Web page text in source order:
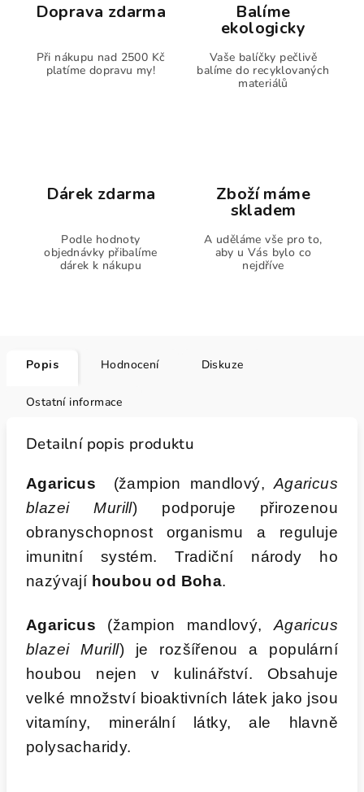
Doprava zdarma
Při nákupu nad 2500 Kč
platíme dopravu my!
Balíme
ekologicky
Vaše balíčky pečlivě
balíme do recyklovaných
materiálů
Dárek zdarma
Podle hodnoty
objednávky přibalíme
dárek k nákupu
Zboží máme
skladem
A uděláme vše pro to,
aby u Vás bylo co
nejdříve
Popis Hodnocení Diskuze
Ostatní informace
Detailní popis produktu
Agaricus (žampion mandlový, Agaricus
blazei Murill) podporuje přirozenou
obranyschopnost organismu a reguluje
imunitní systém. Tradiční národy ho
nazývají houbou od Boha.
Agaricus (žampion mandlový, Agaricus
blazei Murill) je rozšířenou a populární
houbou nejen v kulinářství. Obsahuje
velké množství bioaktivních látek jako jsou
vitamíny, minerální látky, ale hlavně
polysacharidy.